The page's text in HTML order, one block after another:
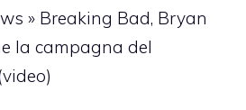
» Breaking Bad, Bryan
la campagna del